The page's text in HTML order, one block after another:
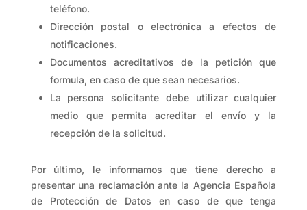
teléfono.
Dirección postal o electrónica a efectos de
notificaciones.
Documentos acreditativos de la petición que
formula, en caso de que sean necesarios.
La persona solicitante debe utilizar cualquier
medio que permita acreditar el envío y la
recepción de la solicitud.
Por último, le informamos que tiene derecho a
presentar una reclamación ante la Agencia Española
de Protección de Datos en caso de que tenga